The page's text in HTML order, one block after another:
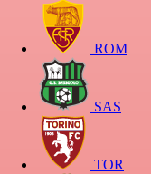
ROM
SAS
TOR